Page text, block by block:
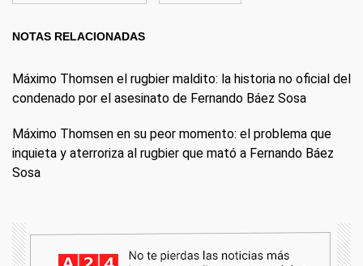
NOTAS RELACIONADAS
Máximo Thomsen el rugbier maldito: la historia no oficial del
condenado por el asesinato de Fernando Báez Sosa
Máximo Thomsen en su peor momento: el problema que
inquieta y aterroriza al rugbier que mató a Fernando Báez
Sosa